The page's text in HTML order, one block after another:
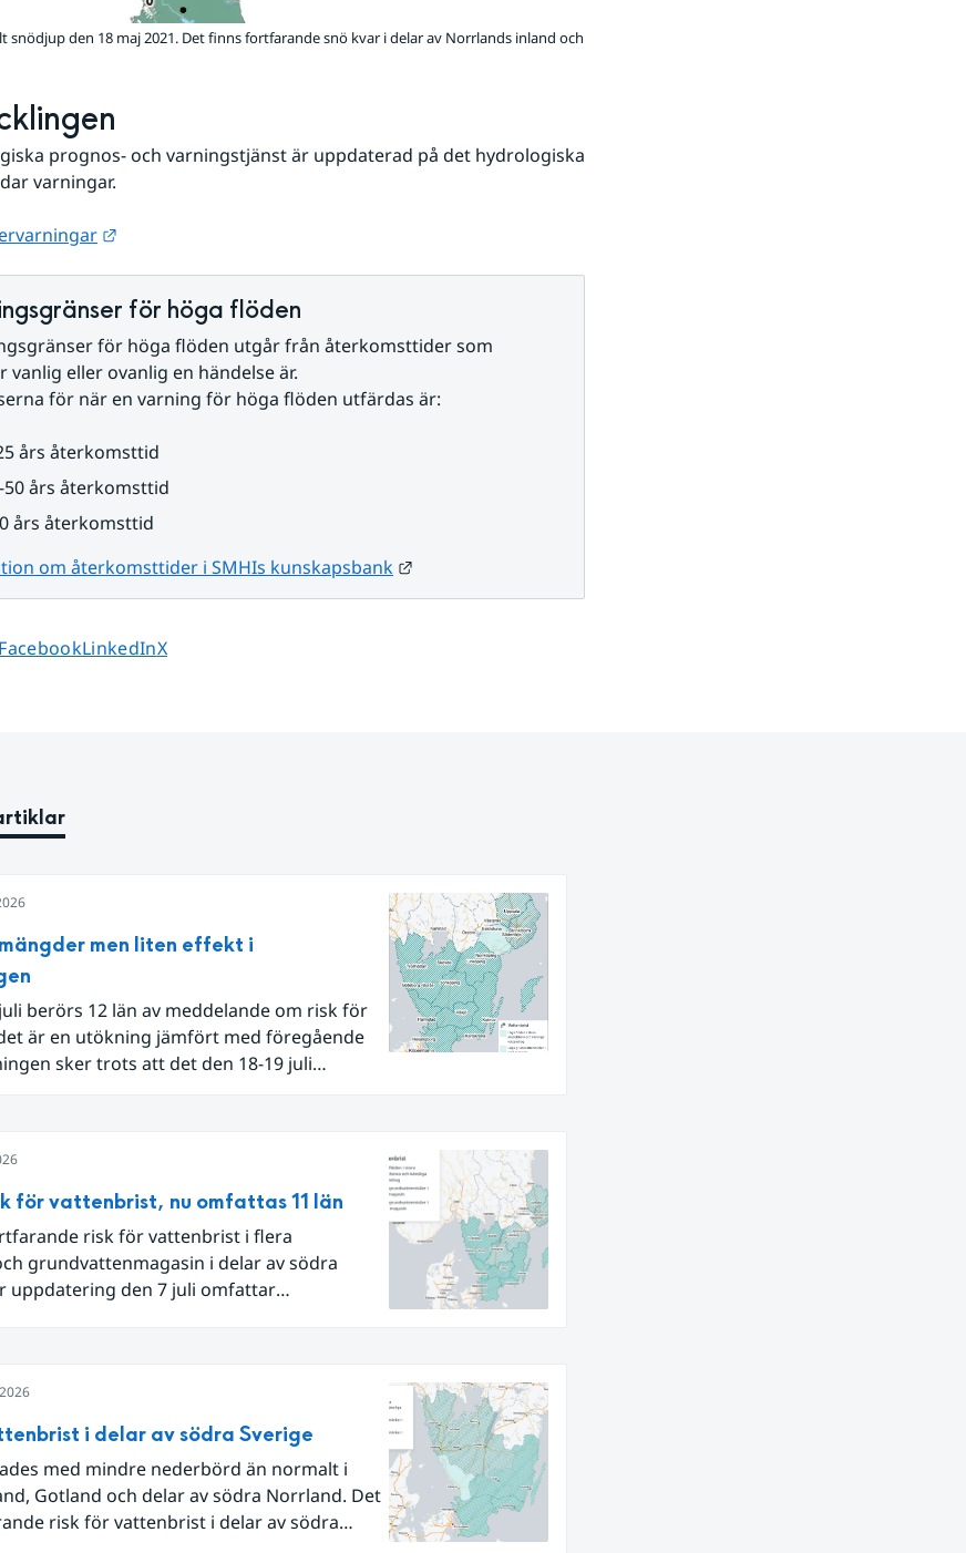
snödjup den 18 maj 2021. Det finns fortfarande snö kvar i delar av Norrlands inland och
prognos- och varningstjänst är uppdaterad på det hydrologiska
varningar.
Länk till annan webbplats.
för höga flöden
för höga flöden utgår från återkomsttider som
vanlig eller ovanlig en händelse är.
för när en varning för höga flöden utfärdas är:
års återkomsttid
50 års återkomsttid
års återkomsttid
om återkomsttider i SMHIs kunskapsbank
Länk till annan webbplats.
Dela sidan på
FacebookDela sidan på
LinkedInDela sidan på
X
men liten effekt i
berörs 12 län av meddelande om risk för
är en utökning jämfört med föregående
sker trots att det den 18-19 juli
för vattenbrist, nu omfattas 11 län
risk för vattenbrist i flera
grundvattenmagasin i delar av södra
uppdatering den 7 juli omfattar
vakthavande hydrolog på SMHI.
i delar av södra Sverige
med mindre nederbörd än normalt i
Gotland och delar av södra Norrland. Det
risk för vattenbrist i delar av södra